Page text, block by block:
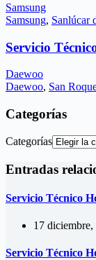
Samsung
Samsung, Sanlúcar
Servicio
Daewoo
Daewoo, San
Categorías
Categorías
Entradas
Servicio Técnico
17 diciembre,
Servicio Técnico